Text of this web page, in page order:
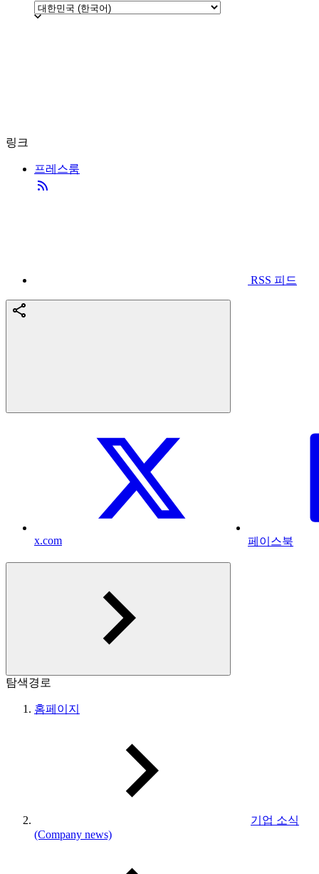
링크
프레스룸
RSS 피드
x.com 페이스북
탐색경로
홈페이지
기업 소식
(Company news)